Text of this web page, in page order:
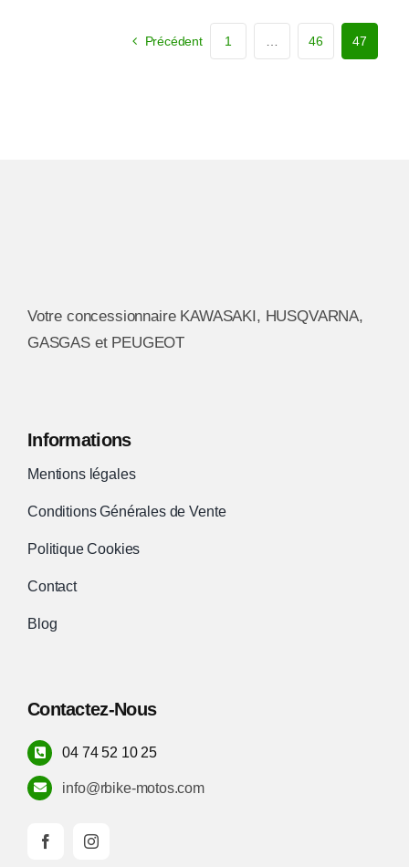
Précédent 1 46 47
Votre concessionnaire KAWASAKI, HUSQVARNA,
GASGAS et PEUGEOT
Informations
Mentions légales
Conditions Générales de Vente
Politique Cookies
Contact
Blog
Contactez-Nous
04 74 52 10 25
info@rbike-motos.com